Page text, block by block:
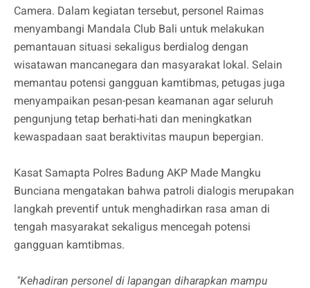
Camera. Dalam kegiatan tersebut, personel Raimas
menyambangi Mandala Club Bali untuk melakukan
pemantauan situasi sekaligus berdialog dengan
wisatawan mancanegara dan masyarakat lokal. Selain
memantau potensi gangguan kamtibmas, petugas juga
menyampaikan pesan-pesan keamanan agar seluruh
pengunjung tetap berhati-hati dan meningkatkan
kewaspadaan saat beraktivitas maupun bepergian.
Kasat Samapta Polres Badung AKP Made Mangku
Bunciana mengatakan bahwa patroli dialogis merupakan
langkah preventif untuk menghadirkan rasa aman di
tengah masyarakat sekaligus mencegah potensi
gangguan kamtibmas.
"Kehadiran personel di lapangan diharapkan mampu